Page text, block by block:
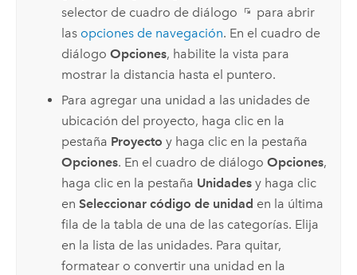
selector de cuadro de diálogo
para abrir
las opciones de navegación. En el cuadro de
diálogo Opciones, habilite la vista para
mostrar la distancia hasta el puntero.
Para agregar una unidad a las unidades de
ubicación del proyecto, haga clic en la
pestaña Proyecto y haga clic en la pestaña
Opciones. En el cuadro de diálogo Opciones,
haga clic en la pestaña Unidadesy haga clic
en Seleccionar código de unidad en la última
fila de la tabla de una de las categorías. Elija
en la lista de las unidades. Para quitar,
formatear o convertir una unidad en la